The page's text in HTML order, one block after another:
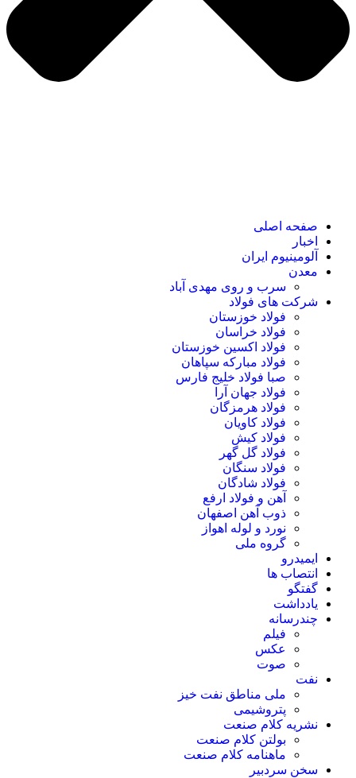
صفحه اصلی
اخبار
آلومینیوم ایران
معدن
سرب و روی مهدی آباد
شرکت های فولاد
فولاد خوزستان
فولاد خراسان
فولاد اکسین خوزستان
فولاد مبارکه سپاهان
صبا فولاد خلیج فارس
فولاد جهان آرا
فولاد هرمزگان
فولاد کاویان
فولاد کیش
فولاد گل گهر
فولاد سنگان
فولاد شادگان
آهن و فولاد ارفع
ذوب آهن اصفهان
نورد و لوله اهواز
گروه ملی
ایمیدرو
انتصاب ها
گفتگو
یادداشت
چندرسانه
فیلم
عکس
صوت
نفت
ملی مناطق نفت خیز
پتروشیمی
نشریه کلام صنعت
بولتن کلام صنعت
ماهنامه کلام صنعت
سخن سردبیر